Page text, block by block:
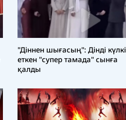
"Діннен шығасың": Дінді күлкі
еткен "супер тамада" сынға
қалды